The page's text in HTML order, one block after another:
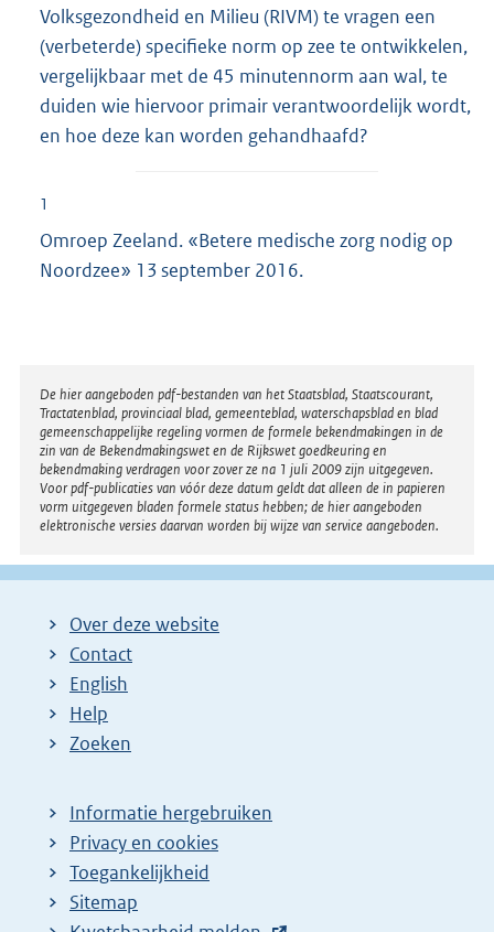
Volksgezondheid en Milieu (RIVM) te vragen een
(verbeterde) specifieke norm op zee te ontwikkelen,
vergelijkbaar met de 45 minutennorm aan wal, te
duiden wie hiervoor primair verantwoordelijk wordt,
en hoe deze kan worden gehandhaafd?
1
Omroep Zeeland. «Betere medische zorg nodig op
Noordzee» 13 september 2016.
Disclaimer
De hier aangeboden pdf-bestanden van het Staatsblad, Staatscourant,
Tractatenblad, provinciaal blad, gemeenteblad, waterschapsblad en blad
gemeenschappelijke regeling vormen de formele bekendmakingen in de
zin van de Bekendmakingswet en de Rijkswet goedkeuring en
bekendmaking verdragen voor zover ze na 1 juli 2009 zijn uitgegeven.
Voor pdf-publicaties van vóór deze datum geldt dat alleen de in papieren
vorm uitgegeven bladen formele status hebben; de hier aangeboden
elektronische versies daarvan worden bij wijze van service aangeboden.
Over deze website
Contact
English
Help
Zoeken
Informatie hergebruiken
Privacy en cookies
Toegankelijkheid
Sitemap